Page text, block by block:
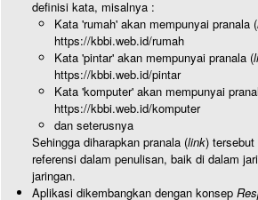
definisi kata, misalnya :
Kata 'rumah' akan mempunyai pranala (
https://kbbi.web.id/rumah
Kata 'pintar' akan mempunyai pranala (
https://kbbi.web.id/pintar
Kata 'komputer' akan mempunyai
https://kbbi.web.id/komputer
dan seterusnya
Sehingga diharapkan pranala (link) tersebut
referensi dalam penulisan, baik di dalam
jaringan.
Aplikasi dikembangkan dengan konsep